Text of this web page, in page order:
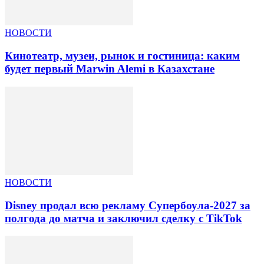
НОВОСТИ
Кинотеатр, музеи, рынок и гостиница: каким
будет первый Marwin Alemi в Казахстане
НОВОСТИ
Disney продал всю рекламу Супербоула-2027 за
полгода до матча и заключил сделку с TikTok